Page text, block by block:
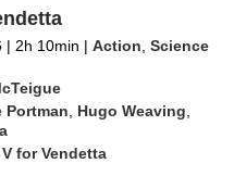
| 2h 10min | Action ,Science
Portman Hugo Weaving
V for Vendetta